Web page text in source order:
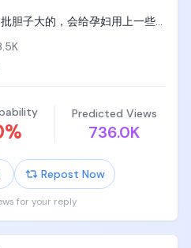
具出现之后，用户根本不需要
类产品的门槛打到了接近零。买
辑也很直白，他们擅长"马斯
80%以上成本)，配合AI来运维
机器。
中国AI实验室"输血"
Scale AI、Surge AI这些美国顶
家公司，正在把由美国博士等顶
练数据集，同步卖给腾讯、字
之暗面这些中国顶级AI实验室。
现了明显分歧。Jason比较担
进入可以合作的状态，接下来
询单。
消息里面看到这样的消息，就
添加联系方式。
系你的都是中介，而不是品牌
胆子大的，会给孕妇用上一些
你，先把所有病治好，然后再
现任何病，所有人都不敢给你
切后果。
%
Predicted Views
736.0K
Repost Now
for your reply